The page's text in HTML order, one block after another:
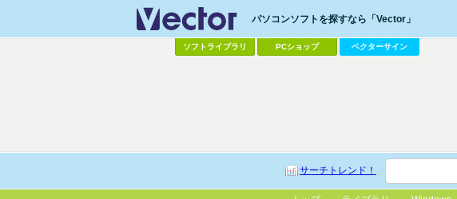
パソコンソフトを探すなら「Vector」
ソフトライブラリ PCショップ ベクターサイン
サーチトレンド！